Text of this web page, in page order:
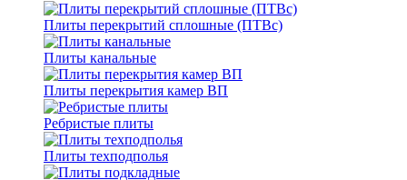
Плиты перекрытий сплошные (ПТВс)
Плиты канальные
Плиты перекрытия камер ВП
Ребристые плиты
Плиты техподполья